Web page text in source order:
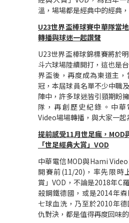
溫，場場都是經典中的經典
U23世界盃棒球賽中華隊當
轉播與球迷一起讚聲
U23世界盃棒球錦標賽將於
斗六球場陸續開打，這也是
界盃後，再度成為東道主
冠，本屆球員名單不少中職
陣中，許多球迷皆引頸期盼
隊，再創歷史紀錄。中華
Video場場轉播，與大家一起
提前感受11月世足瘋， MOD
「世足經典大賞」 VOD
中華電信MOD與Hami Video
開賽前(11/20) ，率先限時
賞」VOD ，不論是2018年C
殺鋼鐵德國，或是2014年
七球血洗，乃至於2010年
仇對決，都是值得再度回味